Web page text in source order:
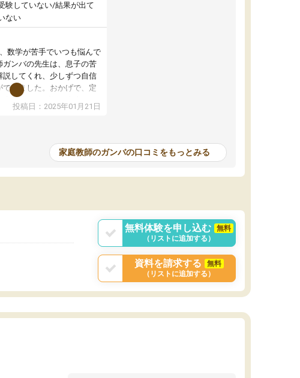
験していない/結果が出て
ない
数学が苦手でいつも悩んで
ガンバの先生は、息子の苦
説してくれ、少しずつ自信
できました。おかげで、定
点以上アップし、本人もと
投稿日：2025年01月21日
家庭教師のガンバの口コミをもっとみる
無料体験を申し込む
無料
（リストに追加する）
資料を請求する
無料
（リストに追加する）